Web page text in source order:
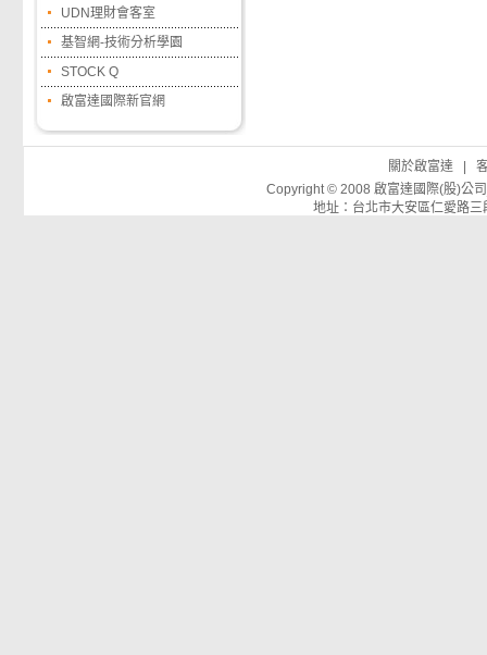
UDN理財會客室
基智網-技術分析學園
STOCK Q
啟富達國際新官網
關於啟富達
Copyright © 2008 啟富達國際(股)公
地址：台北市大安區仁愛路